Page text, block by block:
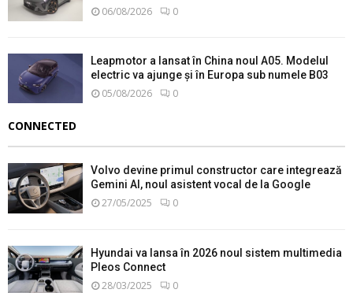
06/08/2026 0
Leapmotor a lansat în China noul A05. Modelul
electric va ajunge și în Europa sub numele B03
05/08/2026 0
CONNECTED
Volvo devine primul constructor care integrează
Gemini AI, noul asistent vocal de la Google
27/05/2025 0
Hyundai va lansa în 2026 noul sistem multimedia
Pleos Connect
28/03/2025 0